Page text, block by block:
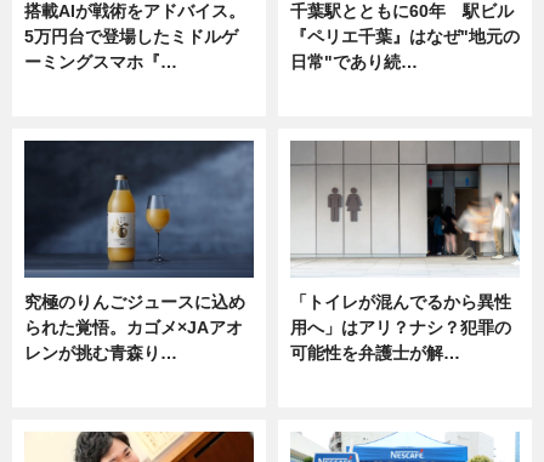
搭載AIが戦術をアドバイス。
5万円台で登場したミドルゲ
ーミングスマホ『…
千葉駅とともに60年 駅ビル
『ペリエ千葉』はなぜ"地元の
日常"であり続…
究極のりんごジュースに込め
られた覚悟。カゴメ×JAアオ
レンが挑む青森り…
「トイレが混んでるから異性
用へ」はアリ？ナシ？犯罪の
可能性を弁護士が解…